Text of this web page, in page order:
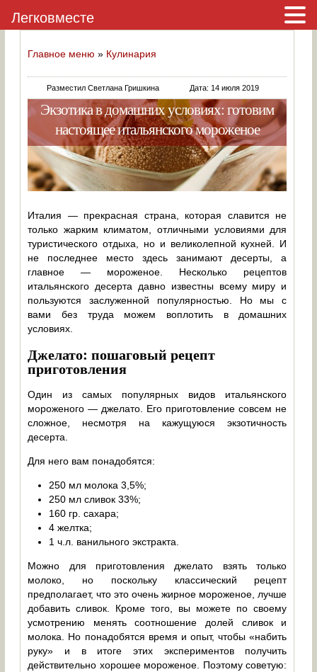
Главное меню » Кулинария
Разместил Светлана Гришкина Дата: 14 июля 2019
Экзотика в домашних условиях: готовим
настоящее итальянского мороженое
Италия — прекрасная страна, которая славится не
только жарким климатом, отличными условиями для
туристического отдыха, но и великолепной кухней. И
не последнее место здесь занимают десерты, а
главное — мороженое. Несколько рецептов
итальянского десерта давно известны всему миру и
пользуются заслуженной популярностью. Но мы с
вами без труда можем воплотить в домашних
условиях.
Джелато: пошаговый рецепт
приготовления
Один из самых популярных видов итальянского
мороженого — джелато. Его приготовление совсем не
сложное, несмотря на кажущуюся экзотичность
десерта.
Для него вам понадобятся:
250 мл молока 3,5%;
250 мл сливок 33%;
160 гр. сахара;
4 желтка;
1 ч.л. ванильного экстракта.
Можно для приготовления джелато взять только
молоко, но поскольку классический рецепт
предполагает, что это очень жирное мороженое, лучше
добавить сливок. Кроме того, вы можете по своему
усмотрению менять соотношение долей сливок и
молока. Но понадобятся время и опыт, чтобы «набить
руку» и в итоге этих экспериментов получить
действительно хорошее мороженое. Поэтому советую:
Легковместе